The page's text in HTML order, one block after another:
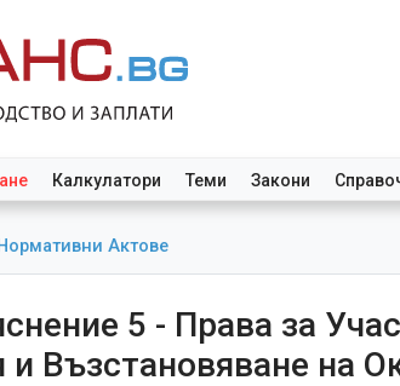
Калкулатори Теми Закони
Нормативни Актове
5 - Права за
и Възстановяване на